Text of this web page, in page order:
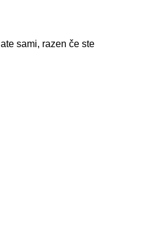
sami, razen če ste